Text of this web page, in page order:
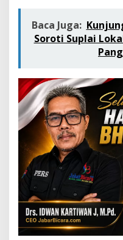
L
a
n
a
h
C
e
p
a
t
N
o
n
s
o
Baca Juga:
Soroti Suplai